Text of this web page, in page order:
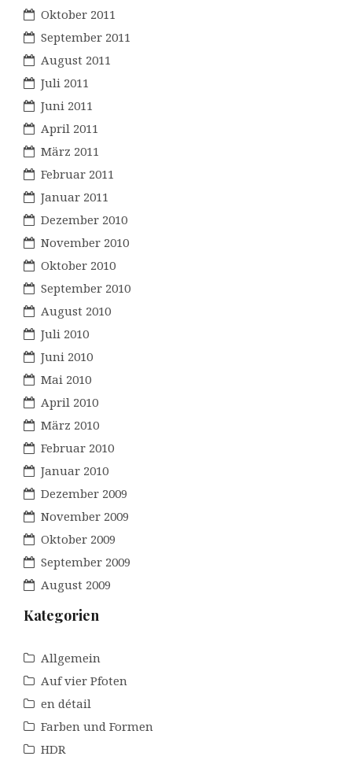
Oktober 2011
September 2011
August 2011
Juli 2011
Juni 2011
April 2011
März 2011
Februar 2011
Januar 2011
Dezember 2010
November 2010
Oktober 2010
September 2010
August 2010
Juli 2010
Juni 2010
Mai 2010
April 2010
März 2010
Februar 2010
Januar 2010
Dezember 2009
November 2009
Oktober 2009
September 2009
August 2009
Kategorien
Allgemein
Auf vier Pfoten
en détail
Farben und Formen
HDR